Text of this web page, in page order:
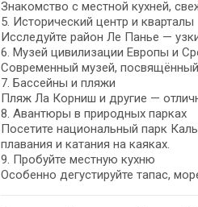
Знакомство с местной кухней,
5. Исторический центр и кварталы
Исследуйте район Ле Панье —
6. Музей цивилизации Европы и
Современный музей, посвящённый
7. Бассейны и пляжи
Пляж Ла Корниш и другие —
8. Авантюры в природных парках
Посетите национальный парк
плавания и катания на каяках.
9. Пробуйте местную кухню
Особенно дегустируйте тапас,